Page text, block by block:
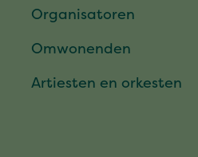
Organisatoren
Omwonenden
Artiesten en orkesten